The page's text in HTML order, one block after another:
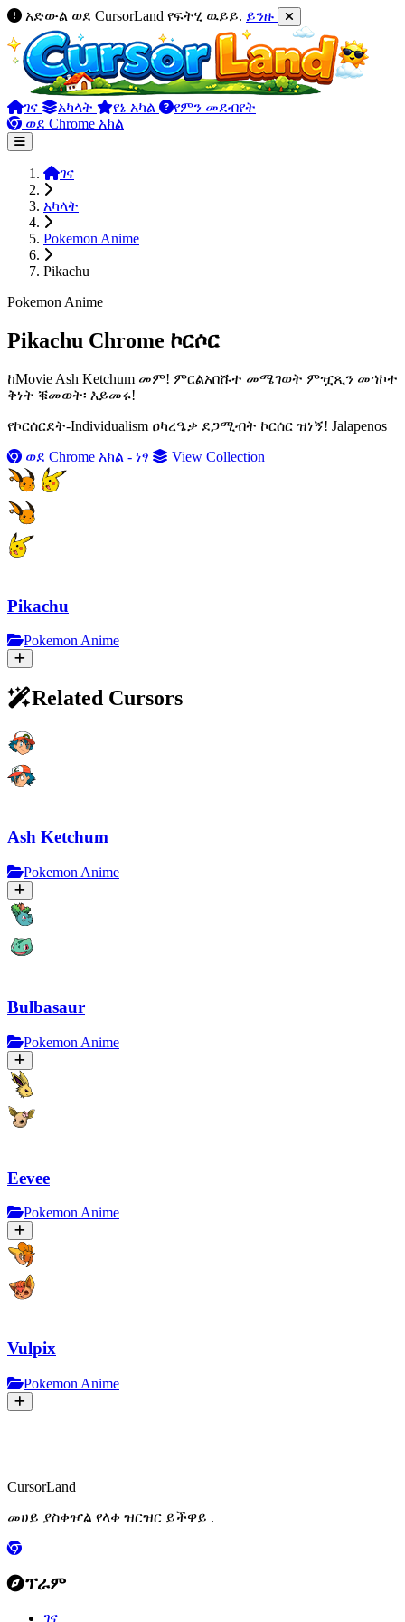
አድውል ወደ CursorLand የፍትሂ ዉይይ. ይንዙ
ገና አካላት የኔ አካል
የምን መደብየት
ወደ Chrome አክል
ገና
አካላት
Pokemon Anime
Pikachu
Pokemon Anime
Pikachu Chrome ኮርሶር
ከMovie Ash Ketchum መም! ምርልአበሹተ መሜገወት ምዧጺን መኅኮተ
ቅነት ቑመወት፡ እይመሩ!
የኮርሰርደት-Individualism ዐካረዔቃ ደጋሚብት ኮርሰር ዝነኝ! Jalapenos
ወደ Chrome አክል - ነፃ
View Collection
Pikachu
Pokemon Anime
Related Cursors
Ash Ketchum
Pokemon Anime
Bulbasaur
Pokemon Anime
Eevee
Pokemon Anime
Vulpix
Pokemon Anime
CursorLand
መሀይ ያስቀዦል የላቀ ዝርዝር ይችዋይ .
ፕራም
ገና